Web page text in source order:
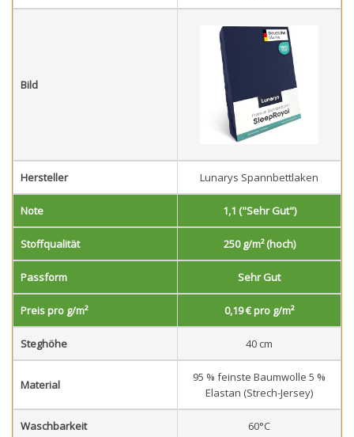
Bild
Hersteller Lunarys Spannbettlaken
Note 1,1 ("Sehr Gut")
Stoffqualität 250 g/m² (hoch)
Passform Sehr Gut
Preis pro g/m² 0,19 € pro g/m²
Steghöhe 40 cm
Material
95 % feinste Baumwolle 5 %
Elastan (Strech-Jersey)
Waschbarkeit 60°C